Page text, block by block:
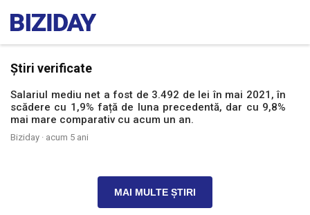
Știri verificate
Salariul mediu net a fost de 3.492 de lei în mai 2021, în
scădere cu 1,9% față de luna precedentă, dar cu 9,8%
mai mare comparativ cu acum un an.
Biziday · acum 5 ani
MAI MULTE ȘTIRI